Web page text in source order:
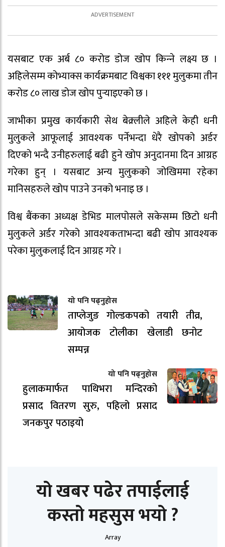
यसबाट एक अर्ब ८० करोड डोज खोप किन्‍ने लक्ष्य छ ।
अहिलेसम्म कोभ्याक्स कार्यक्रमबाट विश्वका १११ मुलुकमा तीन
करोड ८० लाख डोज खोप पुर्‍याइएको छ ।
जाभीका प्रमुख कार्यकारी सेथ बेक्र्लीले अहिले केही धनी
मुलुकले आफूलाई आवश्यक पर्नेभन्दा धेरै खोपको अर्डर
दिएको भन्दै उनीहरुलाई बढी हुने खोप अनुदानमा दिन आग्रह
गरेका हुन् । यसबाट अन्य मुलुकको जोखिममा रहेका
मानिसहरुले खोप पाउने उनको भनाइ छ ।
विश्व बैंकका अध्यक्ष डेभिड मालपोसले सकेसम्म छिटो धनी
मुलुकले अर्डर गरेको आवश्यकताभन्दा बढी खोप आवश्यक
परेका मुलुकलाई दिन आग्रह गरे ।
यो पनि पढ्नुहोस
ताप्लेजुङ गोल्डकपको तयारी तीव्र,
आयोजक टोलीका खेलाडी छनोट
सम्पन्न
यो पनि पढ्नुहोस
हुलाकमार्फत पाथिभरा मन्दिरको
प्रसाद वितरण सुरु, पहिलो प्रसाद
जनकपुर पठाइयो
यो खबर पढेर तपाईलाई
कस्तो महसुस भयो ?
Array